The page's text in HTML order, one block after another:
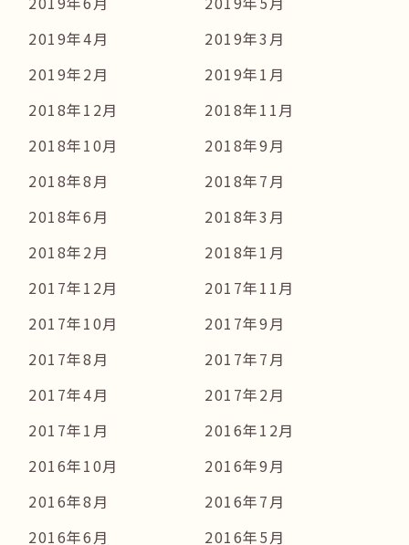
2019年4月
2019年3月
2019年2月
2019年1月
2018年12月
2018年11月
2018年10月
2018年9月
2018年8月
2018年7月
2018年6月
2018年3月
2018年2月
2018年1月
2017年12月
2017年11月
2017年10月
2017年9月
2017年8月
2017年7月
2017年4月
2017年2月
2017年1月
2016年12月
2016年10月
2016年9月
2016年8月
2016年7月
2016年6月
2016年5月